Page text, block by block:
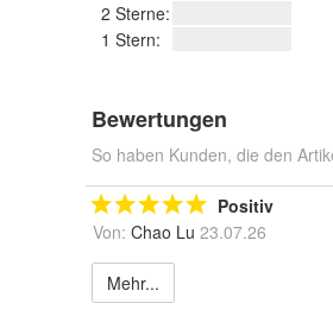
2 Sterne:
1 Stern:
Bewertungen
So haben Kunden, die den
Positiv
Von: Chao Lu 23.07.26
Mehr...